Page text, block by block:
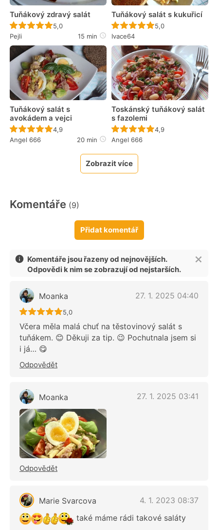
Tuňákový zdravý salát
Recept ještě nebyl hodnocen
5,0
Pejli
15 min
Tuňákový salát s kukuřicí
Recept ještě nebyl
5,0
Ivace64
Tuňákový salát s
avokádem a vejci
Recept ještě nebyl hodnocen
4,9
Angel 666
20 min
Toskánský tuňákový salát
s fazolemi
Recept ještě nebyl
4,9
Angel 666
Zobrazit více
Komentáře (9)
Přidat komentář
Komentáře jsou řazeny od nejnovějších.
Odpovědi k nim se zobrazují od nejstarších.
Moanka 27. 1. 2025 04:40
Recept ještě nebyl hodnocen
5,0
Včera měla malá chuť na těstovinový salát s
tuňákem. 😊 Děkuji za tip. 😉 Pochutnala jsem si
i já… 😋
Odpovědět
Moanka 27. 1. 2025 03:41
Odpovědět
Marie Svarcova
4. 1. 2023 08:37
také máme rádi takové saláty